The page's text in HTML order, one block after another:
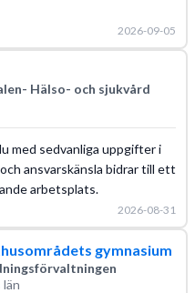
2026-09-05
Hälso- och sjukvård
med sedvanliga uppgifter i
ansvarskänsla bidrar till ett
arbetsplats.
2026-08-31
gymnasium